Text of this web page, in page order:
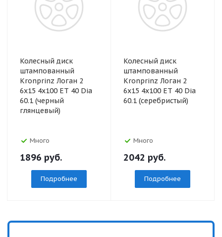
Колесный диск
штампованный
Kronprinz Логан 2
6x15 4x100 ET 40 Dia
60.1 (черный
глянцевый)
Много
1896 руб.
Подробнее
Колесный диск
штампованный
Kronprinz Логан 2
6x15 4x100 ET 40 Dia
60.1 (серебристый)
Много
2042 руб.
Подробнее